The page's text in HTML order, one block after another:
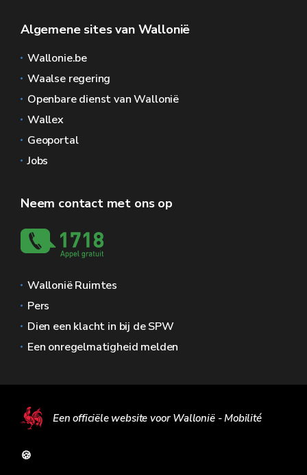
Algemene sites van Wallonië
Wallonie.be
Waalse regering
Openbare dienst van Wallonië
Wallex
Geoportal
Jobs
Neem contact met ons op
Wallonië Ruimtes
Pers
Dien een klacht in bij de SPW
Een onregelmatigheid melden
Een officiële website voor Wallonië - Mobilité
🍪